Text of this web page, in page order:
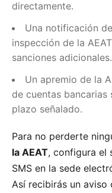
directamente.
Una notificación
inspección de la
sanciones adicionales.
Un apremio de la
de cuentas bancarias
plazo señalado.
Para no perderte
la AEAT, configura el
SMS en la sede
Así recibirás un aviso